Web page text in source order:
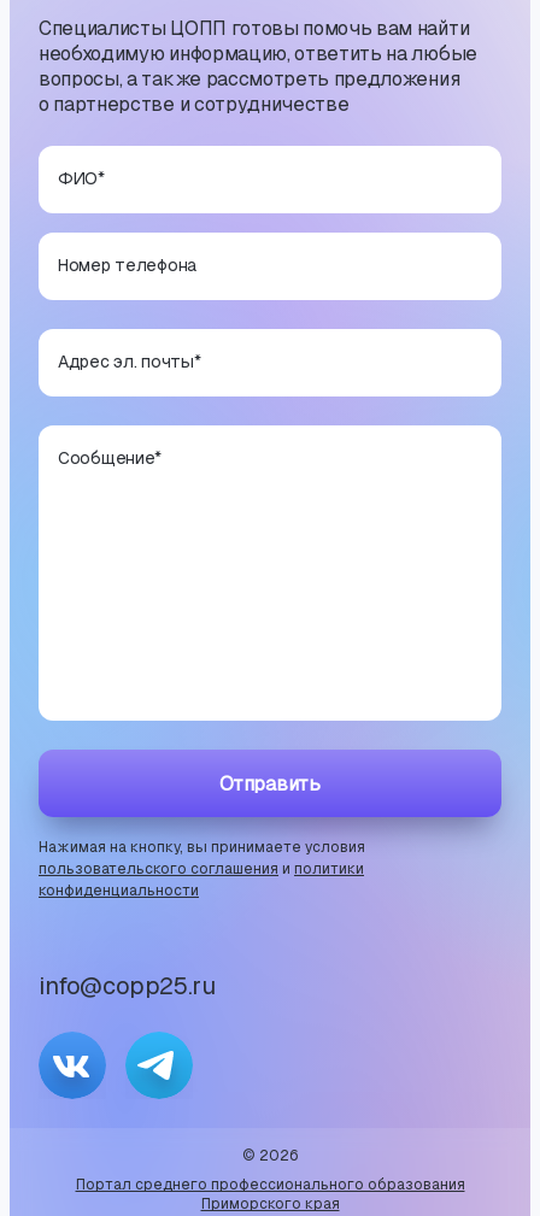
info@copp25.ru
Специалисты ЦОПП готовы помочь вам найти
необходимую информацию, ответить на любые
вопросы, а также рассмотреть предложения
о партнерстве и сотрудничестве
ФИО*
Номер телефона
Адрес эл. почты*
Сообщение*
Отправить
Нажимая на кнопку, вы принимаете условия
пользовательского соглашения и политики
конфиденциальности
© 2026
Портал среднего профессионального образования
Приморского края